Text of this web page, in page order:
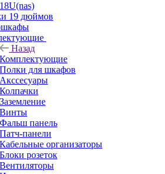
18U(nas)
19 дюймов
Назад
Комплектующие
Полки для шкафов
Акссесуары
Колпачки
Заземление
Винты
Фальш панель
Патч-панели
Кабельные организаторы
Блоки розеток
Вентиляторы